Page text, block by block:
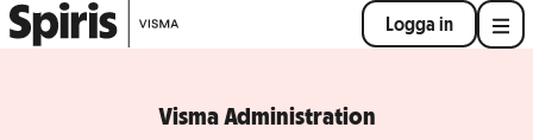
Logga in
Visma Administration